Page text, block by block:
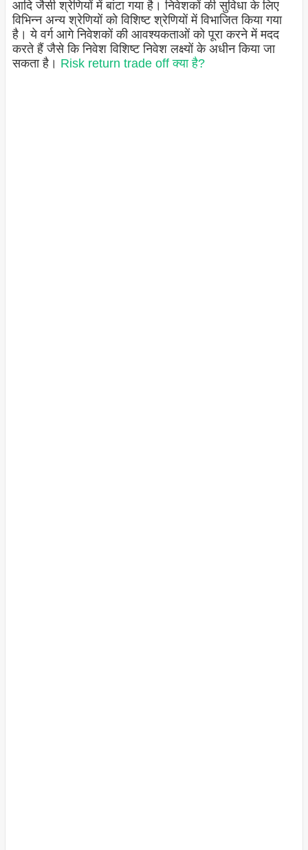
आदि जैसी श्रेणियों में बांटा गया है। निवेशकों की सुविधा के लिए
विभिन्न अन्य श्रेणियों को विशिष्ट श्रेणियों में विभाजित किया गया
है। ये वर्ग आगे निवेशकों की आवश्यकताओं को पूरा करने में मदद
करते हैं जैसे कि निवेश विशिष्ट निवेश लक्ष्यों के अधीन किया जा
सकता है। Risk return trade off क्या है?